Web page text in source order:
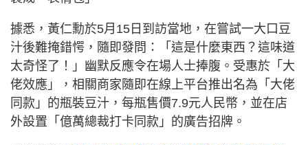
據悉，黃仁勳於5月15日到訪當地，在嘗試一大口豆
汁後難掩錯愕，隨即發問：「這是什麼東西？這味道
太奇怪了！」幽默反應令在場人士捧腹。受惠於「大
佬效應」，相關商家隨即在線上平台推出名為「大佬
同款」的瓶裝豆汁，每瓶售價7.9元人民幣，並在店
外設置「億萬總裁打卡同款」的廣告招牌。